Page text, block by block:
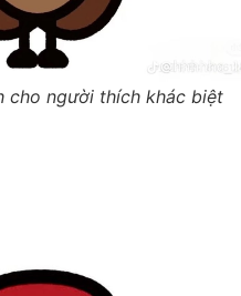
cho người thích khác biệt